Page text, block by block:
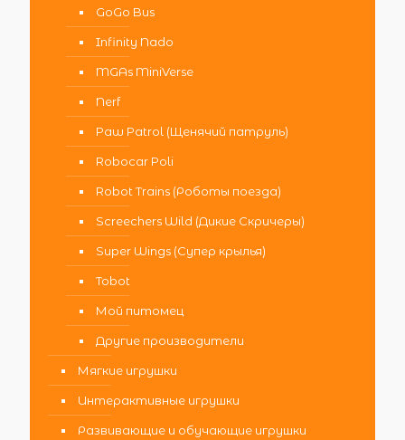
GoGo Bus
Infinity Nado
MGAs MiniVerse
Nerf
Paw Patrol (Щенячий патруль)
Robocar Poli
Robot Trains (Роботы поезда)
Screechers Wild (Дикие Скричеры)
Super Wings (Супер крылья)
Tobot
Мой питомец
Другие производители
Мягкие игрушки
Интерактивные игрушки
Развивающие и обучающие игрушки